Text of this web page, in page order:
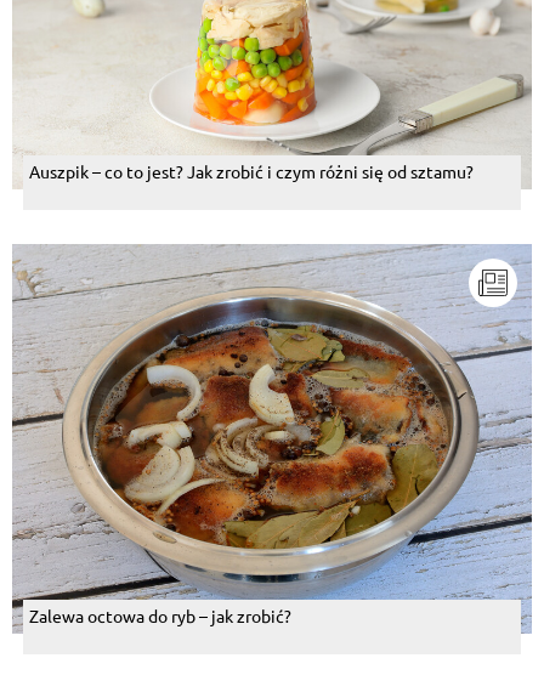
Auszpik – co to jest? Jak zrobić i czym różni się od sztamu?
Zalewa octowa do ryb – jak zrobić?